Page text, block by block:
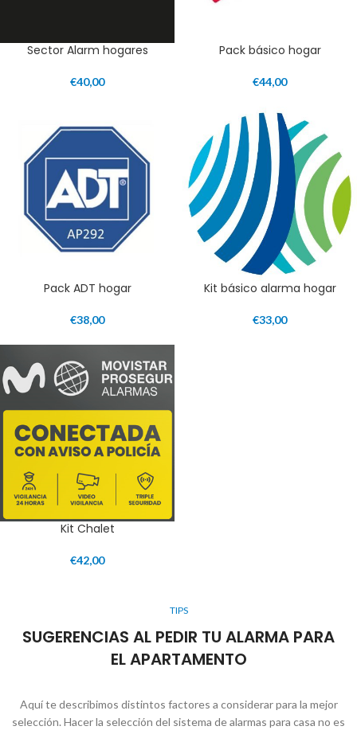
Sector Alarm hogares
€40,00
Pack básico hogar
€44,00
Pack ADT hogar
€38,00
Kit básico alarma hogar
€33,00
Kit Chalet
€42,00
TIPS
SUGERENCIAS AL PEDIR TU ALARMA PARA
EL APARTAMENTO
Aquí te describimos distintos factores a considerar para la mejor
selección. Hacer la selección del sistema de alarmas para casa no es